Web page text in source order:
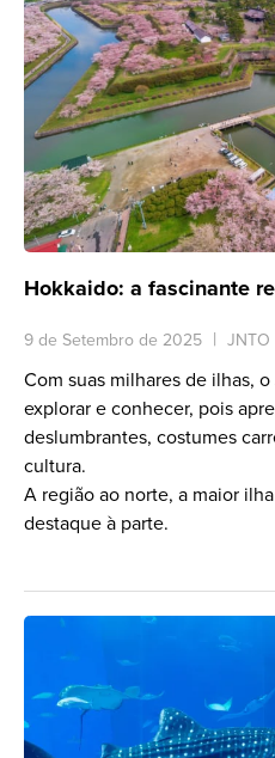
Hokkaido: a fascinante
9 de Setembro de 2025 JNTO
Com suas milhares de ilhas,
explorar e conhecer, pois
deslumbrantes, costumes
cultura.
A região ao norte, a maior
destaque à parte.